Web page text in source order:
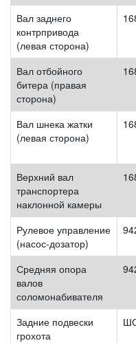
Вал заднего
контрпривода
(левая сторона)
Вал отбойного
битера (правая
сторона)
Вал шнека жатки
(левая сторона)
Верхний вал
транспортера
наклонной камеры
Рулевое управление
(насос-дозатор)
Средняя опора
валов
соломонабивателя
Задние подвески
грохота